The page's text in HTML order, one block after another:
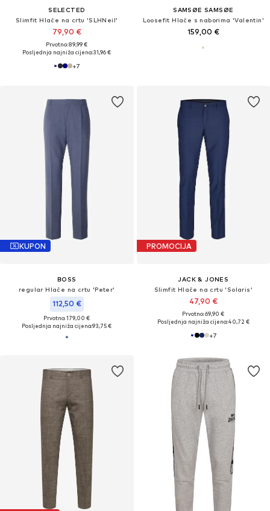
SELECTED
Slimfit Hlače na crtu 'SLHNeil'
79,90 €
Prvotno: 89,99 €
Posljednja najniža cijena:31,96 €
+7
SAMSØE SAMSØE
Loosefit Hlače s naborima 'Valentin'
159,00 €
KUPON
BOSS
regular Hlače na crtu 'Peter'
112,50 €
Prvotno: 179,00 €
Posljednja najniža cijena:93,75 €
PROMOCIJA
JACK & JONES
Slimfit Hlače na crtu 'Solaris'
47,90 €
Prvotno: 69,90 €
Posljednja najniža cijena:40,72 €
+7